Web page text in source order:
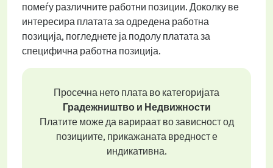
помеѓу различните работни позиции. Доколку ве
интересира платата за одредена работна
позиција, погледнете ја подолу платата за
специфична работна позиција.
Просечна нето плата во категоријата
Градежништво и Недвижности
Платите може да варираат во зависност од
позициите, прикажаната вредност е
индикативна.